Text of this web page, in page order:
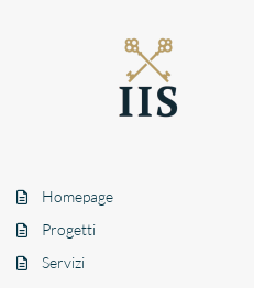
Homepage
Progetti
Servizi